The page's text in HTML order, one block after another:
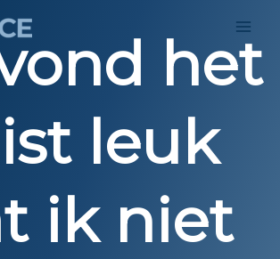
het
leuk
ik niet